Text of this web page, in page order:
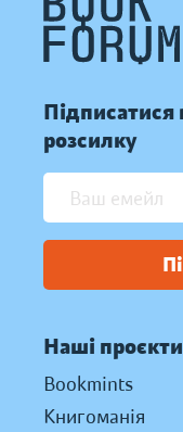
Підписатися
розсилку
Наші проєкти
Bookmints
Книгоманія